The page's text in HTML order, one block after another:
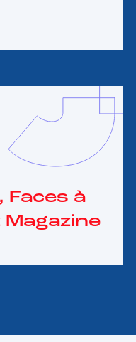
Faces à
Magazine